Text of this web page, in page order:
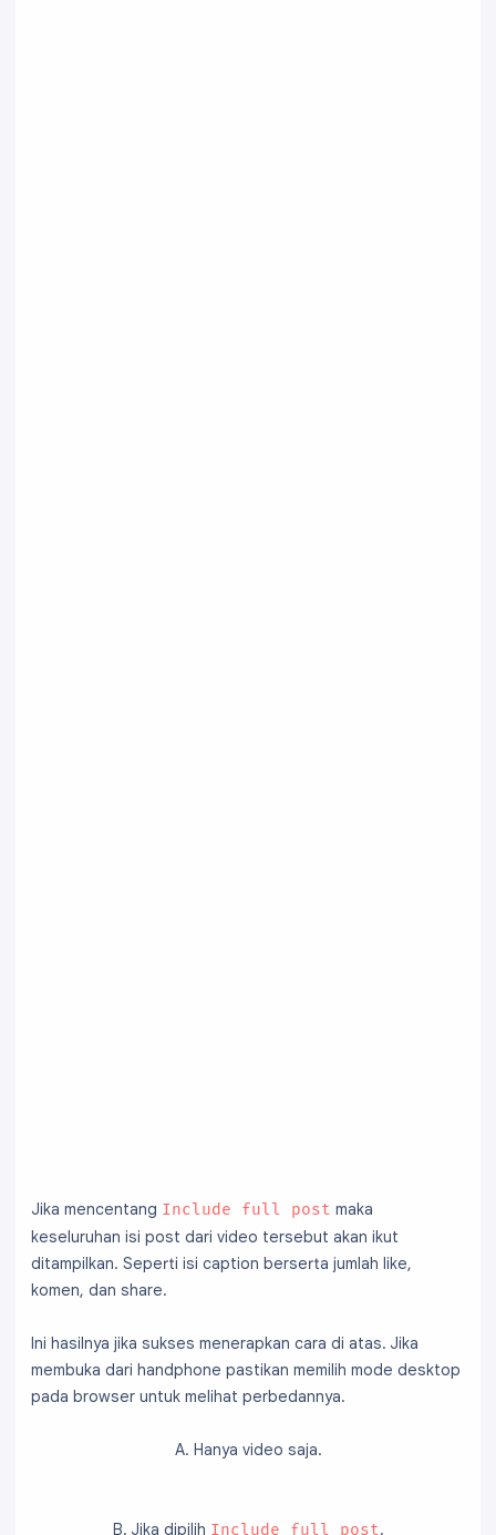
Jika mencentang Include full post maka
keseluruhan isi post dari video tersebut akan ikut
ditampilkan. Seperti isi caption berserta jumlah like,
komen, dan share.
Ini hasilnya jika sukses menerapkan cara di atas. Jika
membuka dari handphone pastikan memilih mode desktop
pada browser untuk melihat perbedannya.
A. Hanya video saja.
B. Jika dipilih Include full post.